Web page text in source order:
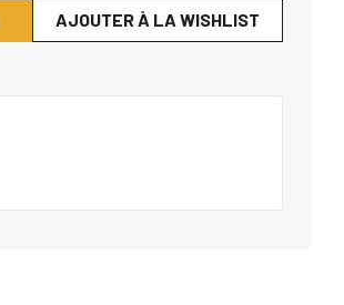
AJOUTER À LA WISHLIST